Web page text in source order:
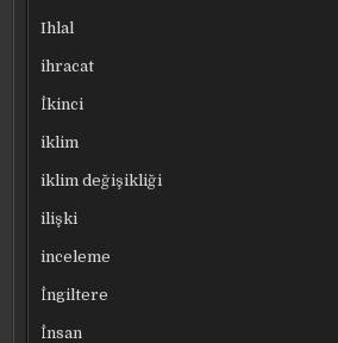
Ihlal
ihracat
İkinci
iklim
iklim değişikliği
ilişki
inceleme
İngiltere
İnsan